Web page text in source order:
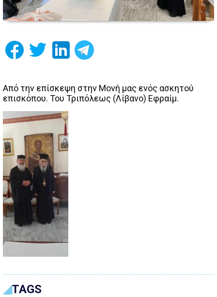
Από την επίσκεψη στην Μονή μας ενός ασκητού
επισκόπου. Του Τριπόλεως (Λίβανο) Εφραίμ.
TAGS